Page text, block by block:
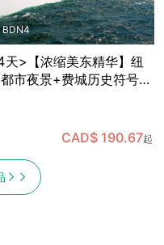
BDN4
天>【浓缩美东精华】纽
市夜景+费城历史符号
林肯纪念堂经典地标三连
CAD$ 190.67起